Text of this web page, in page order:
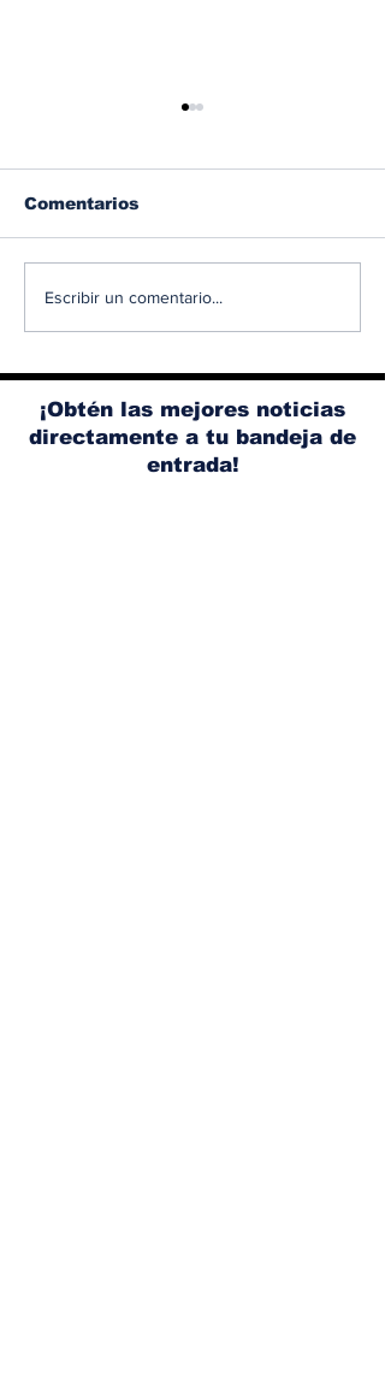
Albaisa deja la
Weaver tomará su
lugar
Comentarios
Escribir un comentario...
¡Obtén las mejores noticias
directamente a tu bandeja de
entrada!